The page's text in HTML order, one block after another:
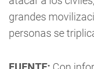
grandes
personas se